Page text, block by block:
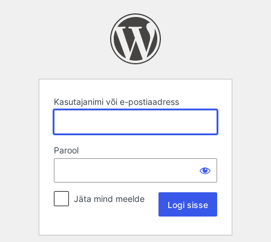
Kasutajanimi või e-postiaadress
Parool
Jäta mind meelde